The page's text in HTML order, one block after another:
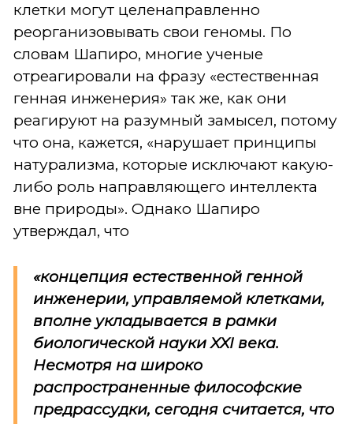
клетки могут целенаправленно
реорганизовывать свои геномы. По
словам Шапиро, многие ученые
отреагировали на фразу «естественная
генная инженерия» так же, как они
реагируют на разумный замысел, потому
что она, кажется, «нарушает принципы
натурализма, которые исключают какую-
либо роль направляющего интеллекта
вне природы». Однако Шапиро
утверждал, что
«концепция естественной генной
инженерии, управляемой клетками,
вполне укладывается в рамки
биологической науки XXI века.
Несмотря на широко
распространенные философские
предрассудки, сегодня считается, что